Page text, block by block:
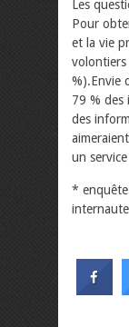
Les
Pour
et la vie
volontiers
%).Envie
79 % des
des
un
* enquête